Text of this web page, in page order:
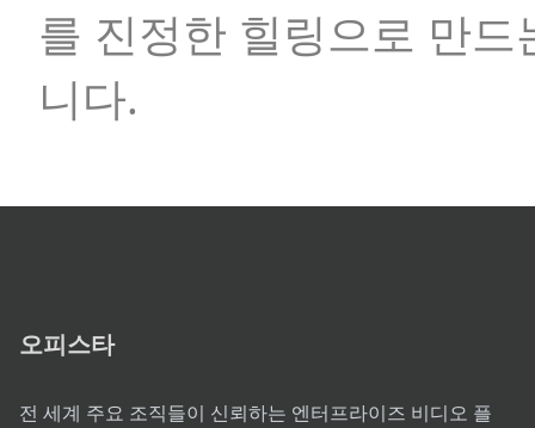
를 진정한 힐링으로 만
니다.
오피스타
전 세계 주요 조직들이 신뢰하는 엔터프라이즈 비디오 플